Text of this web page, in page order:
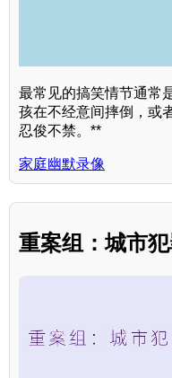
最常见的搞笑情节通常
孩在不经意间摔倒，或
忍俊不禁。**
家庭幽默录像
重案组：城市